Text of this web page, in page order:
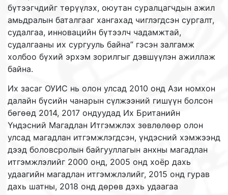
бүтээгчдийг төрүүлэх, оюутан суралцагчдын ажил
амьдралын баталгааг хангахад чиглэгдсэн сургалт,
судалгаа, инновацийн бүтээлч чадамжтай,
судалгааны их сургууль байна” гэсэн залгамж
холбоо бүхий эрхэм зорилгыг дэвшүүлэн ажиллаж
байна.
Их засаг ОУИС нь олон улсад 2010 онд Ази номхон
далайн бүсийн чанарын сүлжээний гишүүн болсон
бөгөөд 2014, 2017 ондуудад Их Британийн
Үндэсний Магадлан Итгэмжлэх зөвлөлөөр олон
улсад магадлан итгэмжлэгдсэн, үндэсний хэмжээнд
дээд боловсролын байгууллагын анхны магадлан
итгэмжлэлийг 2000 онд, 2005 онд хоёр дахь
удаагийн магадлан итгэмжлэлийг, 2015 онд гурав
дахь шатны, 2018 онд дөрөв дэхь удаагаа